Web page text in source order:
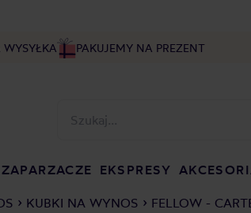
WYSYŁKA PAKUJEMY NA PREZENT
ZAPARZACZE EKSPRESY
KUBKI NA WYNOS FELLOW -